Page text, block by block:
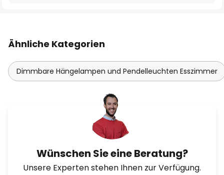
Ähnliche Kategorien
Dimmbare Hängelampen und Pendelleuchten Esszimmer
Wünschen Sie eine Beratung?
Unsere Experten stehen Ihnen zur Verfügung.